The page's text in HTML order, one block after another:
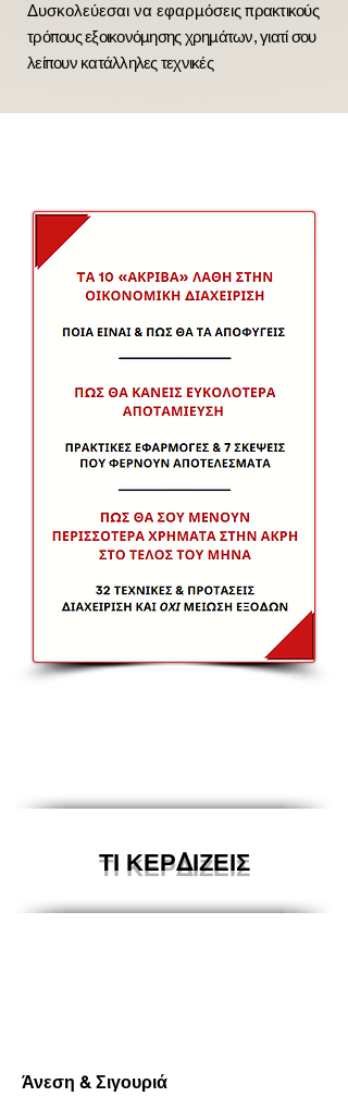
Δυσκολεύεσαι να εφαρμόσειςπρακτικούς
τρόπους εξοικονόμησης χρημάτων, γιατί σου
λείπουν κατάλληλες τεχνικές
ΤΙ ΚΕΡΔΙΖΕΙΣ
Άνεση & Σιγουριά